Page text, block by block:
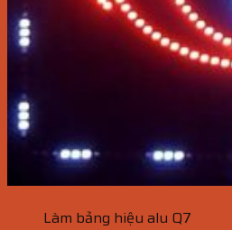
Làm bảng hiệu alu Q7